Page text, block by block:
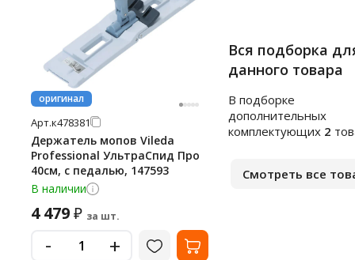
оригинал
Арт.к478381
Держатель мопов Vileda
Professional УльтраСпид Про
40см, с педалью, 147593
В наличии
4 479₽ за шт.
- +
Вся подборка
данного товара
В подборке
дополнительных
комплектующих 2
Смотреть все